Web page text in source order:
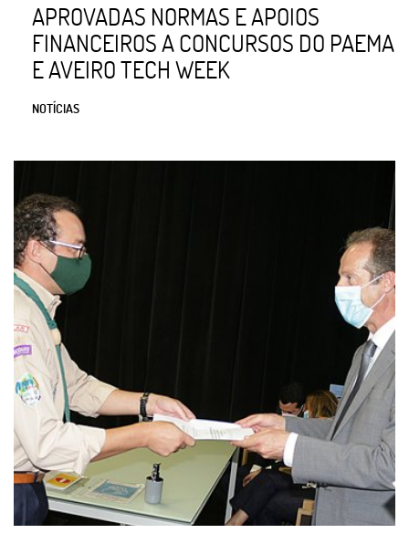
APROVADAS NORMAS E APOIOS
FINANCEIROS A CONCURSOS DO PAEMA
E AVEIRO TECH WEEK
NOTÍCIAS